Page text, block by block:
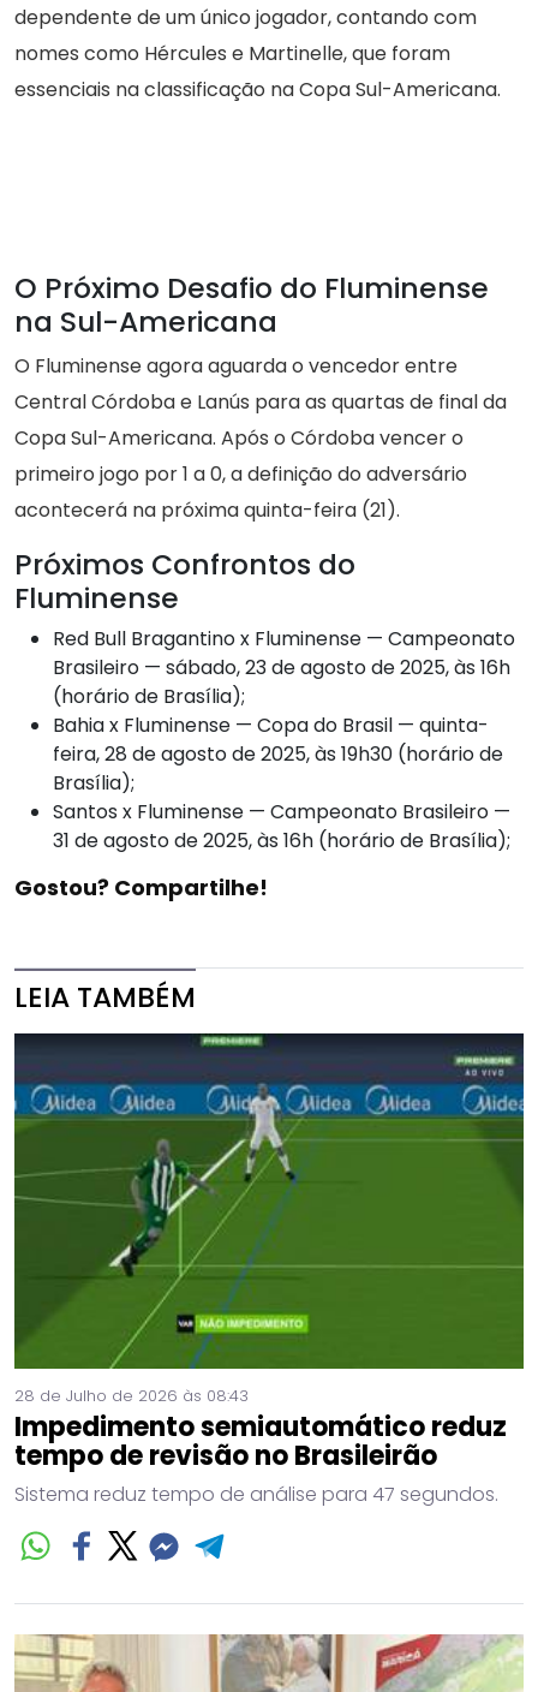
dependente de um único jogador, contando com
nomes como Hércules e Martinelle, que foram
essenciais na classificação na Copa Sul-Americana.
O Próximo Desafio do Fluminense
na Sul-Americana
O Fluminense agora aguarda o vencedor entre
Central Córdoba e Lanús para as quartas de final da
Copa Sul-Americana. Após o Córdoba vencer o
primeiro jogo por 1 a 0, a definição do adversário
acontecerá na próxima quinta-feira (21).
Próximos Confrontos do
Fluminense
Red Bull Bragantino x Fluminense — Campeonato
Brasileiro — sábado, 23 de agosto de 2025, às 16h
(horário de Brasília);
Bahia x Fluminense — Copa do Brasil — quinta-
feira, 28 de agosto de 2025, às 19h30 (horário de
Brasília);
Santos x Fluminense — Campeonato Brasileiro —
31 de agosto de 2025, às 16h (horário de Brasília);
Gostou? Compartilhe!
LEIA TAMBÉM
28 de Julho de 2026 às 08:43
Impedimento semiautomático reduz
tempo de revisão no Brasileirão
Sistema reduz tempo de análise para 47 segundos.